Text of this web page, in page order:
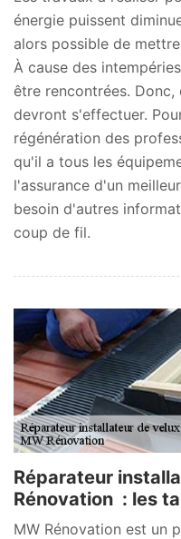
énergie puissent
alors possible de
À cause des
être rencontrées.
devront s'effectuer.
régénération des
qu'il a tous les
l'assurance d'un
besoin d'autres
coup de fil.
Réparateur
Rénovation : les
MW Rénovation est un